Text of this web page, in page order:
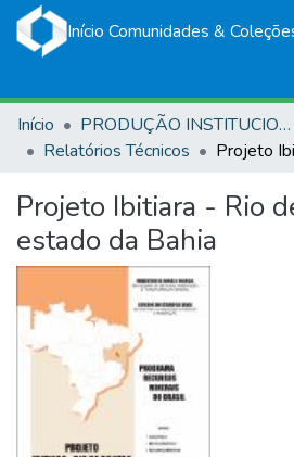
Início Comunidades &
Início
PRODUÇÃO INSTITUCIONAL
Relatórios Técnicos
Projeto Ibitiara - Rio
estado da Bahia